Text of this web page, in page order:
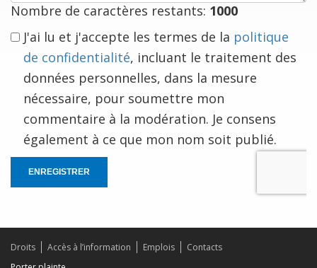
Nombre de caractères restants: 1000
J'ai lu et j'accepte les termes de la politique
de confidentialité, incluant le traitement des
données personnelles, dans la mesure
nécessaire, pour soumettre mon
commentaire à la modération. Je consens
également à ce que mon nom soit publié.
ENREGISTRER
Droits Accès à l’information Emplois
Contacts